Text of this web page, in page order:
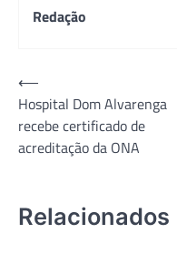
Redação
Navegação
de
Post
⟵
Hospital Dom Alvarenga
recebe certificado de
acreditação da ONA
Relacionados